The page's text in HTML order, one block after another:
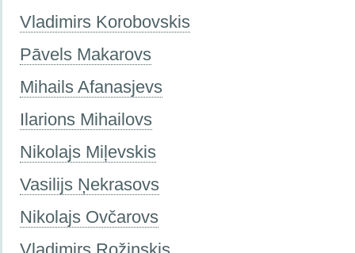
Vladimirs Korobovskis
Pāvels Makarovs
Mihails Afanasjevs
Ilarions Mihailovs
Nikolajs Miļevskis
Vasilijs Ņekrasovs
Nikolajs Ovčarovs